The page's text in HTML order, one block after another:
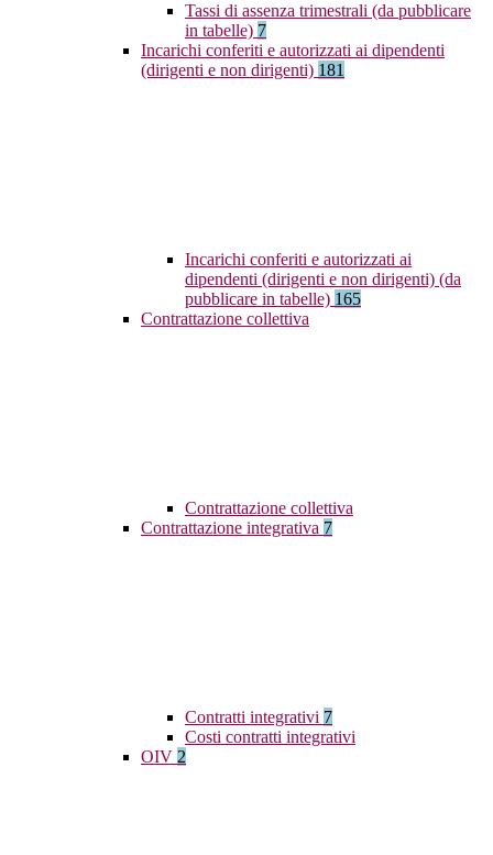
Tassi di assenza trimestrali (da pubblicare
in tabelle) 7
Incarichi conferiti e autorizzati ai dipendenti
(dirigenti e non dirigenti) 181
Incarichi conferiti e autorizzati ai
dipendenti (dirigenti e non dirigenti) (da
pubblicare in tabelle) 165
Contrattazione collettiva
Contrattazione collettiva
Contrattazione integrativa 7
Contratti integrativi 7
Costi contratti integrativi
OIV 2